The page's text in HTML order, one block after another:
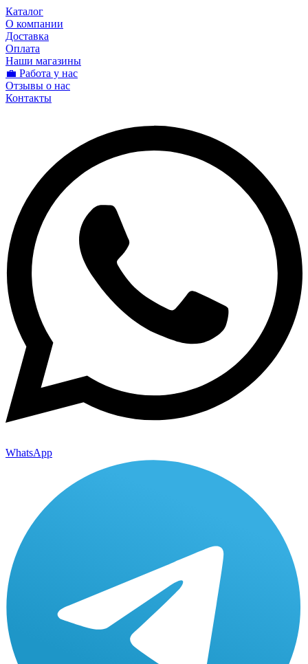
Каталог
О компании
Доставка
Оплата
Наши магазины
💼 Работа у нас
Отзывы о нас
Контакты
WhatsApp